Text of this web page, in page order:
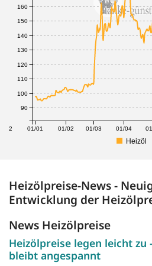
12 01/01 01/02 01/03 01/04
90
100
110
120
130
140
150
160
Heizöl
Heizölpreise-News -
Entwicklung der
News Heizölpreise
Heizölpreise legen leicht zu
bleibt angespannt